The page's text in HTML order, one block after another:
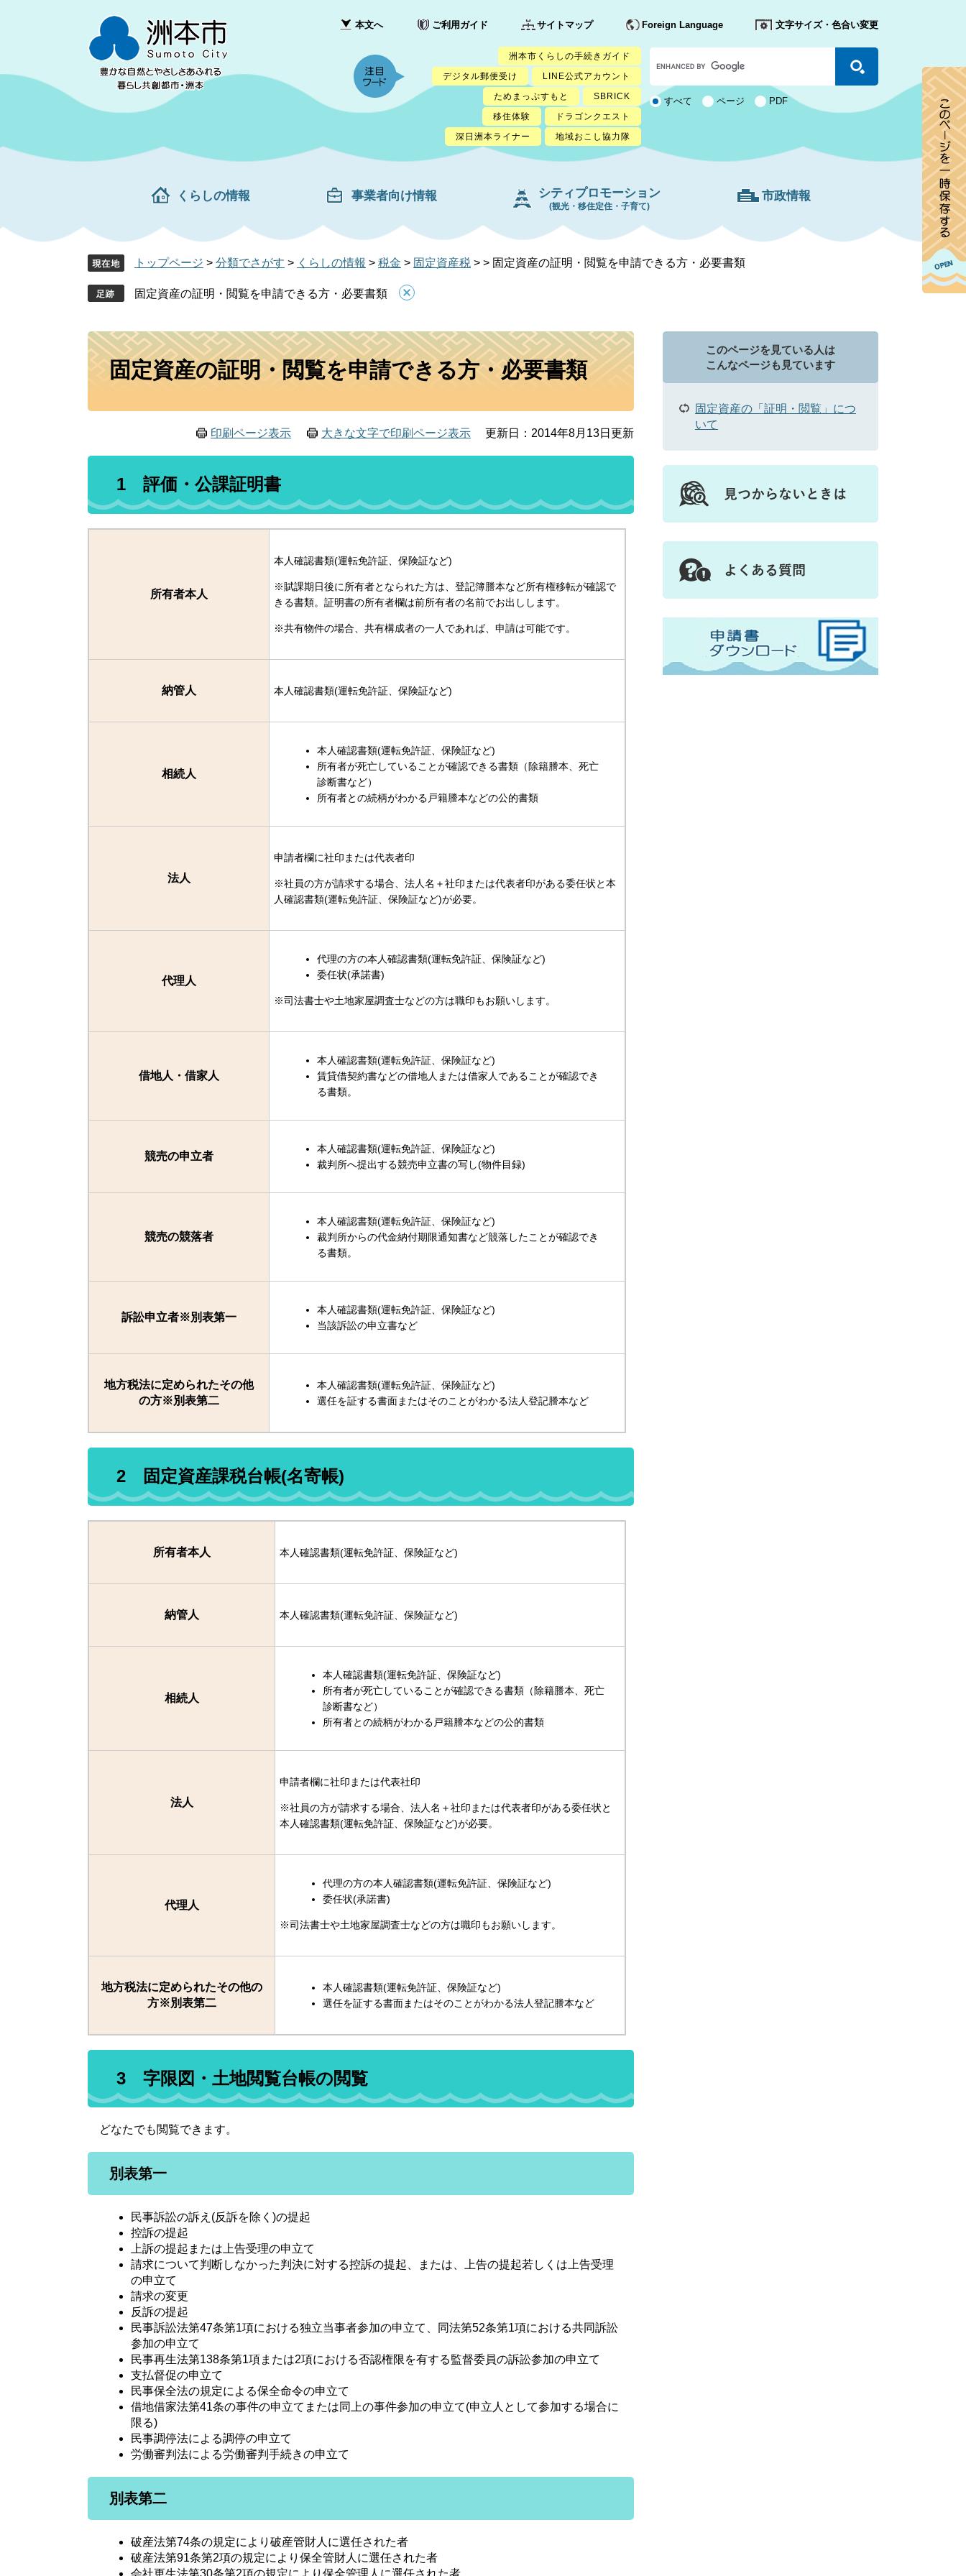
先
を
て
本文へ ご利用ガイド サイトマップ Foreign Language 文字サイズ・色合い変更
洲本市くらしの手続きガイド
デジタル郵便受け
LINE公式アカウント
ためまっぷすもと
SBRICK
移住体験
ドラゴンクエスト
深日洲本ライナー
地域おこし協力隊
カ
ス
タ
ム
検 すべて ページ PDF
くらしの情報 事業者向け情報 シティプロモーション
(観光・移住定住・子育て)
市政情報
トップページ > 分類でさがす > くらしの情報 > 税金 > 固定資産税 > > 固定資産の証明・閲覧を申請できる方・必要書類
固定資産の証明・閲覧を申請できる方・必要書類
本
固定資産の証明・閲覧を申請できる方・必要書類
印刷ページ表示 大きな文字で印刷ページ表示 更新日：2014年8月13日更新
1 評価・公課証明書
所有者本人
本人確認書類(運転免許証、保険証など)
※賦課期日後に所有者となられた方は、登記簿謄本など所有権移転が確認で
きる書類。証明書の所有者欄は前所有者の名前でお出しします。
※共有物件の場合、共有構成者の一人であれば、申請は可能です。
納管人 本人確認書類(運転免許証、保険証など)
相続人
本人確認書類(運転免許証、保険証など)
所有者が死亡していることが確認できる書類（除籍謄本、死亡
診断書など）
所有者との続柄がわかる戸籍謄本などの公的書類
法人
申請者欄に社印または代表者印
※社員の方が請求する場合、法人名＋社印または代表者印がある委任状と本
人確認書類(運転免許証、保険証など)が必要。
代理人
代理の方の本人確認書類(運転免許証、保険証など)
委任状(承諾書)
※司法書士や土地家屋調査士などの方は職印もお願いします。
借地人・借家人
本人確認書類(運転免許証、保険証など)
賃貸借契約書などの借地人または借家人であることが確認でき
る書類。
競売の申立者
本人確認書類(運転免許証、保険証など)
裁判所へ提出する競売申立書の写し(物件目録)
競売の競落者
本人確認書類(運転免許証、保険証など)
裁判所からの代金納付期限通知書など競落したことが確認でき
る書類。
訴訟申立者※別表第一
本人確認書類(運転免許証、保険証など)
当該訴訟の申立書など
地方税法に定められたその他
の方※別表第二
本人確認書類(運転免許証、保険証など)
選任を証する書面またはそのことがわかる法人登記謄本など
2 固定資産課税台帳(名寄帳)
所有者本人 本人確認書類(運転免許証、保険証など)
納管人 本人確認書類(運転免許証、保険証など)
相続人
本人確認書類(運転免許証、保険証など)
所有者が死亡していることが確認できる書類（除籍謄本、死亡
診断書など）
所有者との続柄がわかる戸籍謄本などの公的書類
法人
申請者欄に社印または代表社印
※社員の方が請求する場合、法人名＋社印または代表者印がある委任状と
本人確認書類(運転免許証、保険証など)が必要。
代理人
代理の方の本人確認書類(運転免許証、保険証など)
委任状(承諾書)
※司法書士や土地家屋調査士などの方は職印もお願いします。
地方税法に定められたその他の
方※別表第二
本人確認書類(運転免許証、保険証など)
選任を証する書面またはそのことがわかる法人登記謄本など
3 字限図・土地閲覧台帳の閲覧
どなたでも閲覧できます。
別表第一
民事訴訟の訴え(反訴を除く)の提起
控訴の提起
上訴の提起または上告受理の申立て
請求について判断しなかった判決に対する控訴の提起、または、上告の提起若しくは上告受理
の申立て
請求の変更
反訴の提起
民事訴訟法第47条第1項における独立当事者参加の申立て、同法第52条第1項における共同訴訟
参加の申立て
民事再生法第138条第1項または2項における否認権限を有する監督委員の訴訟参加の申立て
支払督促の申立て
民事保全法の規定による保全命令の申立て
借地借家法第41条の事件の申立てまたは同上の事件参加の申立て(申立人として参加する場合に
限る)
民事調停法による調停の申立て
労働審判法による労働審判手続きの申立て
別表第二
破産法第74条の規定により破産管財人に選任された者
破産法第91条第2項の規定により保全管財人に選任された者
このページを見ている人は
こんなページも見ています
固定資産の「証明・閲覧」につ
いて